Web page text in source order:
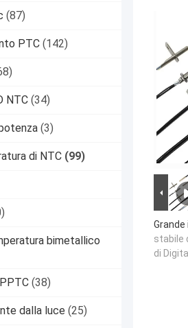
(87)
PTC (142)
NTC (34)
(3)
di NTC (99)
bimetallico
(38)
dalla luce (25)
Grande
stabile
di Digital